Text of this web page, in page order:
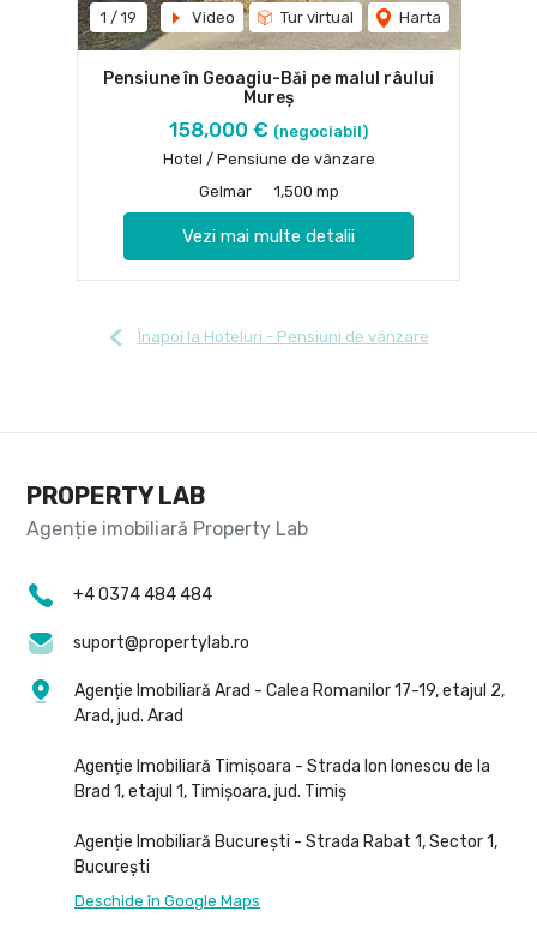
1 / 19 Video Tur virtual Harta
Pensiune în Geoagiu-Băi pe malul râului
Mureș
158,000 € (negociabil)
Hotel / Pensiune de vânzare
Gelmar
1,500 mp
Vezi mai multe detalii
Înapoi la Hoteluri - Pensiuni de vânzare
PROPERTY LAB
+4 0374 484 484
suport@propertylab.ro
Agenție Imobiliară Arad - Calea Romanilor 17-19, etajul 2,
Arad, jud. Arad
Agenție Imobiliară Timișoara - Strada Ion Ionescu de la
Brad 1, etajul 1, Timișoara, jud. Timiș
Agenție Imobiliară București - Strada Rabat 1, Sector 1,
București
Deschide în Google Maps